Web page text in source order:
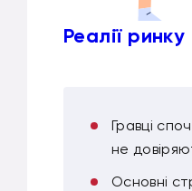
Реалії ринку
Гравці
не
Основні